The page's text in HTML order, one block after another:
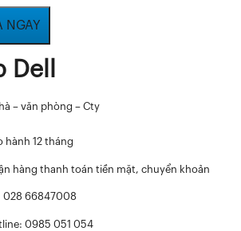
NGAY
– văn phòng – Cty
hành 12 tháng
hàng thanh toán tiền mặt, chuyển khoản
028 66847008
0985 051 054